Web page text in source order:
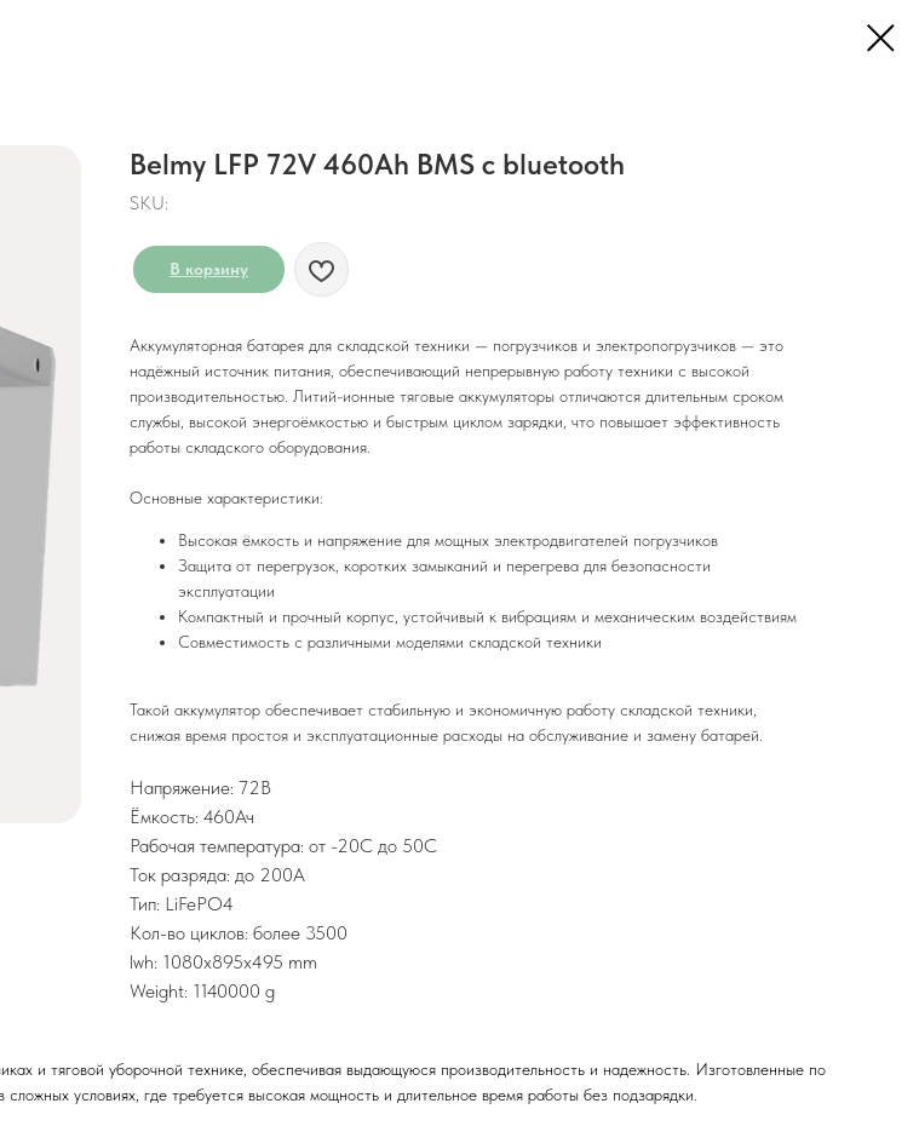
Belmy LFP 72V 460Ah BMS c bluetooth
SKU:
В корзину
Аккумуляторная батарея для складской техники — погрузчиков и электропогрузчиков — это
надёжный источник питания, обеспечивающий непрерывную работу техники с высокой
производительностью. Литий-ионные тяговые аккумуляторы отличаются длительным сроком
службы, высокой энергоёмкостью и быстрым циклом зарядки, что повышает эффективность
работы складского оборудования.
Основные характеристики:
Высокая ёмкость и напряжение для мощных электродвигателей погрузчиков
Защита от перегрузок, коротких замыканий и перегрева для безопасности
эксплуатации
Компактный и прочный корпус, устойчивый к вибрациям и механическим воздействиям
Совместимость с различными моделями складской техники
Такой аккумулятор обеспечивает стабильную и экономичную работу складской техники,
снижая время простоя и эксплуатационные расходы на обслуживание и замену батарей.
Напряжение: 72В
Ёмкость: 460Ач
Рабочая температура: от -20C до 50C
Ток разряда: до 200А
Тип: LiFePO4
Кол-во циклов: более 3500
lwh: 1080x895x495 mm
Weight: 1140000 g
и тяговой уборочной технике, обеспечивая выдающуюся производительность и надежность. Изготовленные по
условиях, где требуется высокая мощность и длительное время работы без подзарядки.